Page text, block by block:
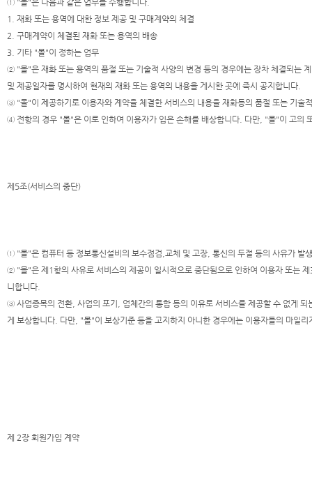
① "몰"은 다음과 같은 업무를 수행합니다.
1. 재화 또는 용역에 대한 정보 제공 및 구매계약의 체결
2. 구매계약이 체결된 재화 또는 용역의 배송
3. 기타 "몰"이 정하는 업무
② "몰"은 재화 또는 용역의 품절 또는 기술적 사양의 변경 등의 경우에는 장차 체결되는
및 제공일자를 명시하여 현재의 재화 또는 용역의 내용을 게시한 곳에 즉시 공지합니다.
③ "몰"이 제공하기로 이용자와 계약을 체결한 서비스의 내용을 재화등의 품절 또는 기술
④ 전항의 경우 "몰"은 이로 인하여 이용자가 입은 손해를 배상합니다. 다만, "몰"이 고의
제5조(서비스의 중단)
① "몰"은 컴퓨터 등 정보통신설비의 보수점검,교체 및 고장, 통신의 두절 등의 사유가 발
② "몰"은 제1항의 사유로 서비스의 제공이 일시적으로 중단됨으로 인하여 이용자 또는
니합니다.
③ 사업종목의 전환, 사업의 포기, 업체간의 통합 등의 이유로 서비스를 제공할 수 없게
게 보상합니다. 다만, "몰"이 보상기준 등을 고지하지 아니한 경우에는 이용자들의 마일
제 2장 회원가입 계약